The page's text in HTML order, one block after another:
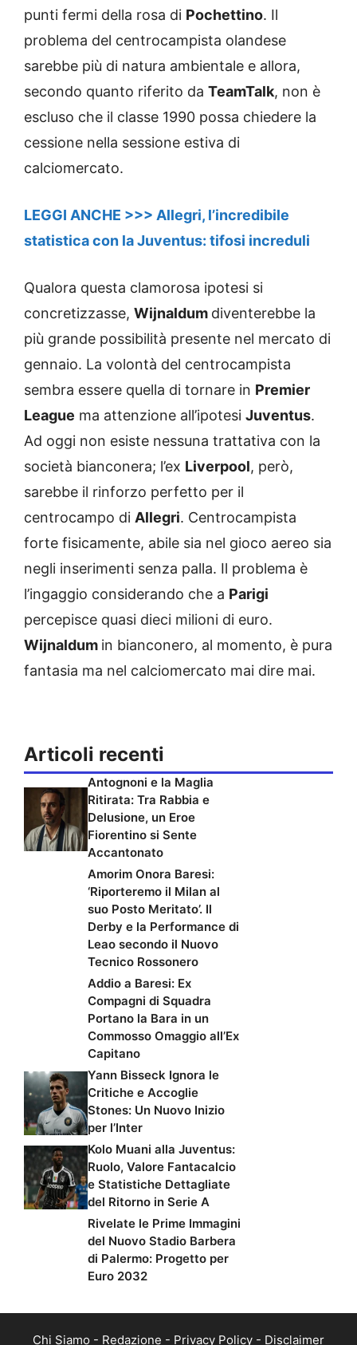
punti fermi della rosa di Pochettino. Il
problema del centrocampista olandese
sarebbe più di natura ambientale e allora,
secondo quanto riferito da TeamTalk, non è
escluso che il classe 1990 possa chiedere la
cessione nella sessione estiva di
calciomercato.
LEGGI ANCHE >>> Allegri, l’incredibile
statistica con la Juventus: tifosi increduli
Qualora questa clamorosa ipotesi si
concretizzasse, Wijnaldum diventerebbe la
più grande possibilità presente nel mercato di
gennaio. La volontà del centrocampista
sembra essere quella di tornare in Premier
League ma attenzione all’ipotesi Juventus.
Ad oggi non esiste nessuna trattativa con la
società bianconera; l’ex Liverpool, però,
sarebbe il rinforzo perfetto per il
centrocampo di Allegri. Centrocampista
forte fisicamente, abile sia nel gioco aereo sia
negli inserimenti senza palla. Il problema è
l’ingaggio considerando che a Parigi
percepisce quasi dieci milioni di euro.
Wijnaldum in bianconero, al momento, è pura
fantasia ma nel calciomercato mai dire mai.
Articoli recenti
Antognoni e la Maglia
Ritirata: Tra Rabbia e
Delusione, un Eroe
Fiorentino si Sente
Accantonato
Amorim Onora Baresi:
‘Riporteremo il Milan al
suo Posto Meritato’. Il
Derby e la Performance di
Leao secondo il Nuovo
Tecnico Rossonero
Addio a Baresi: Ex
Compagni di Squadra
Portano la Bara in un
Commosso Omaggio all’Ex
Capitano
Yann Bisseck Ignora le
Critiche e Accoglie
Stones: Un Nuovo Inizio
per l’Inter
Kolo Muani alla Juventus:
Ruolo, Valore Fantacalcio
e Statistiche Dettagliate
del Ritorno in Serie A
Rivelate le Prime Immagini
del Nuovo Stadio Barbera
di Palermo: Progetto per
Euro 2032
Chi Siamo - Redazione - Privacy Policy - Disclaimer